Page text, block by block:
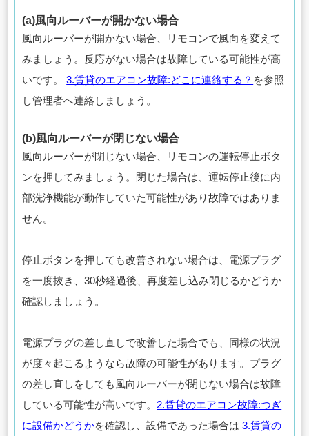
(a)風向ルーバーが開かない場合
風向ルーバーが開かない場合、リモコンで風向を変えて
みましょう。反応がない場合は故障している可能性が高
いです。3.賃貸のエアコン故障:どこに連絡する？ を参照
し管理者へ連絡しましょう。
(b)風向ルーバーが閉じない場合
風向ルーバーが閉じない場合、リモコンの運転停止ボタ
ンを押してみましょう。閉じた場合は、運転停止後に内
部洗浄機能が動作していた可能性があり故障ではありま
せん。
停止ボタンを押しても改善されない場合は、電源プラグ
を一度抜き、30秒経過後、再度差し込み閉じるかどうか
確認しましょう。
電源プラグの差し直しで改善した場合でも、同様の状況
が度々起こるようなら故障の可能性があります。プラグ
の差し直しをしても風向ルーバーが閉じない場合は故障
している可能性が高いです。 2.賃貸のエアコン故障:つぎ
に設備かどうかを確認し、設備であった場合は3.賃貸の